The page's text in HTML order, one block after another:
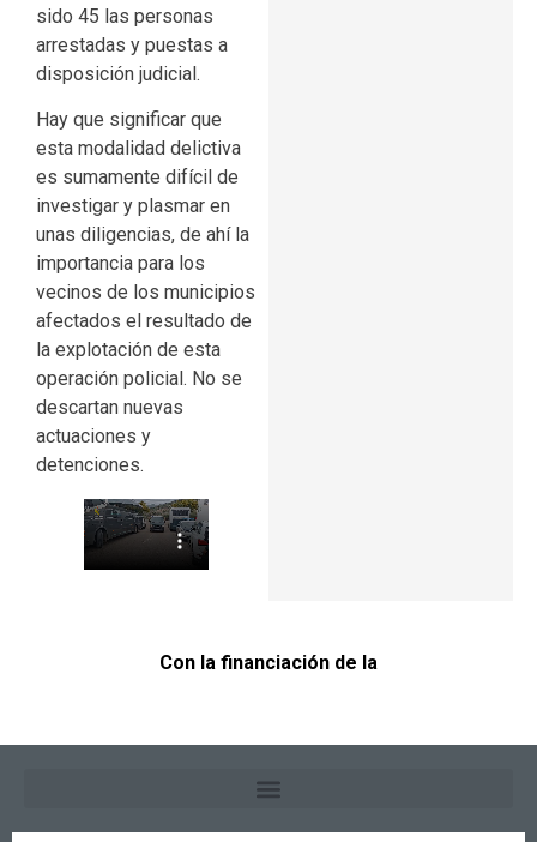
sido 45 las personas
arrestadas y puestas a
disposición judicial.
Hay que significar que
esta modalidad delictiva
es sumamente difícil de
investigar y plasmar en
unas diligencias, de ahí la
importancia para los
vecinos de los municipios
afectados el resultado de
la explotación de esta
operación policial. No se
descartan nuevas
actuaciones y
detenciones.
Con la financiación de la